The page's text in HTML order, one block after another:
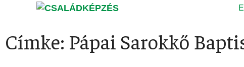
Címke: Pápai Sarokkő